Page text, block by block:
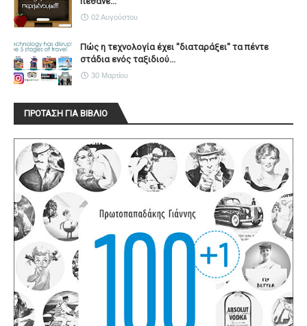
02 Αυγούστου
Πώς η τεχνολογία έχει ''διαταράξει'' τα πέντε
στάδια ενός ταξιδιού...
30 Μαρτίου
ΠΡΟΤΑΣΗ ΓΙΑ ΒΙΒΛΙΟ